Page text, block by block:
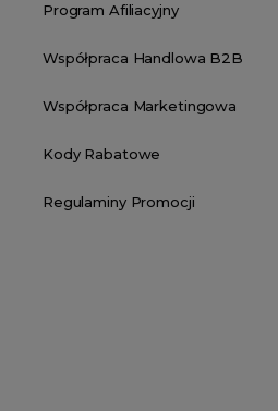
Program Afiliacyjny
Współpraca Handlowa B2B
Współpraca Marketingowa
Kody Rabatowe
Regulaminy Promocji